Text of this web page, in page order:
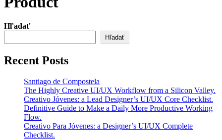
Hľadať
Hľadať
Recent Posts
Santiago de Compostela
The Highly Creative UI/UX Workflow from a Silicon Valley.
Creativo Jóvenes: a Lead Designer’s UI/UX Core Checklist.
Definitive Guide to Make a Daily More Productive Working
Flow.
Creativo Para Jóvenes: a Designer’s UI/UX Complete
Checklist.